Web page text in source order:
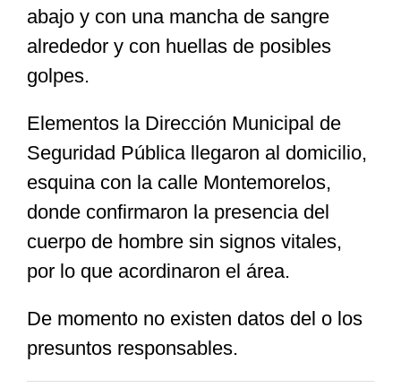
Nosotros
abajo y con una mancha de sangre
alrededor y con huellas de posibles
golpes.
Elementos la Dirección Municipal de
Seguridad Pública llegaron al domicilio,
esquina con la calle Montemorelos,
donde confirmaron la presencia del
cuerpo de hombre sin signos vitales,
por lo que acordinaron el área.
De momento no existen datos del o los
presuntos responsables.